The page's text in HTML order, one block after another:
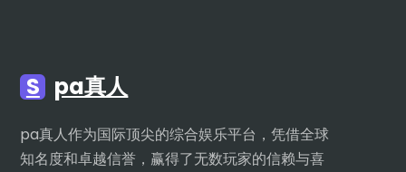
S pa真人
pa真人作为国际顶尖的综合娱乐平台，凭借全球
知名度和卓越信誉，赢得了无数玩家的信赖与喜